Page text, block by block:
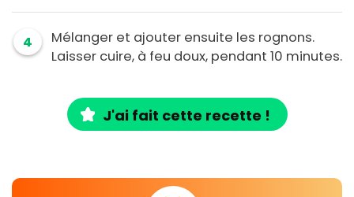
4
Mélanger et ajouter ensuite les rognons.
Laisser cuire, à feu doux, pendant 10 minutes.
J'ai fait cette recette !